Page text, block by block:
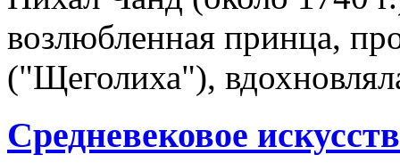
возлюбленная принца,
("Щеголиха"),
Средневековое